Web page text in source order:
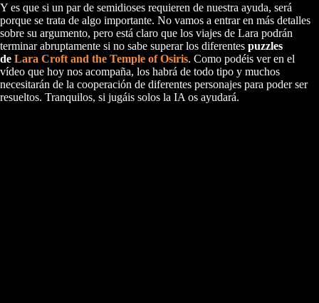
Y es que si un par de semidioses requieren de nuestra ayuda, será
porque se trata de algo importante. No vamos a entrar en más detalles
sobre su argumento, pero está claro que los viajes de Lara podrán
terminar abruptamente si no sabe superar los diferentes puzzles
de Lara Croft and the Temple of Osiris. Como podéis ver en el
vídeo que hoy nos acompaña, los habrá de todo tipo y muchos
necesitarán de la cooperación de diferentes personajes para poder ser
resueltos. Tranquilos, si jugáis solos la IA os ayudará.